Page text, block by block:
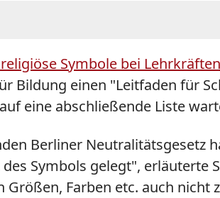
Symbole bei Lehrkräften
Bildung einen "Leitfaden für
eine abschließende Liste
Berliner Neutralitätsgesetz
Symbols gelegt", erläuterte
Größen, Farben etc. auch nicht